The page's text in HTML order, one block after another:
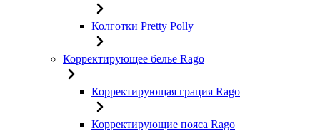
Колготки Pretty Polly
Корректирующее белье Rago
Корректирующая грация Rago
Корректирующие пояса Rago